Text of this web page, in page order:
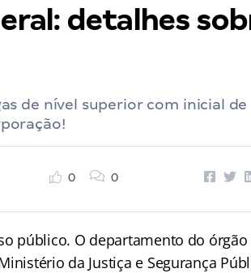
detalhes
de nível superior com inicial de
0 0
público. O departamento do
da Justiça e Segurança